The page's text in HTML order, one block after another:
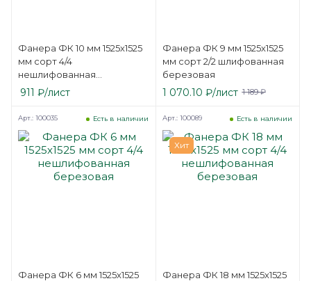
Фанера ФК 10 мм 1525х1525
мм сорт 4/4
нешлифованная
березовая
911 ₽/лист
Фанера ФК 9 мм 1525х1525
мм сорт 2/2 шлифованная
березовая
1 070.10 ₽/лист 1 189₽
Фанера ФК 6 мм 1525х1525
Есть в наличии
Арт.: 100035
Хит
Фанера ФК 18 мм 1525х1525
Есть в наличии
Арт.: 100089